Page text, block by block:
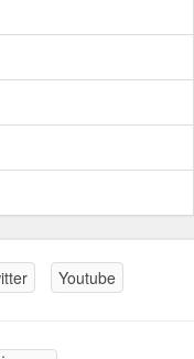
Youtube